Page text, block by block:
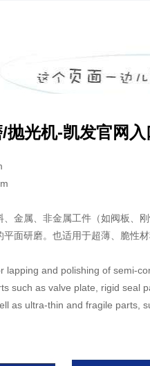
抛光机-凯发官网入
金属、非金属工件（如阀板、刚
面研磨。也适用于超薄、脆性
lapping and polishing of semi-
such as valve plate, rigid seal
as ultra-thin and fragile parts,